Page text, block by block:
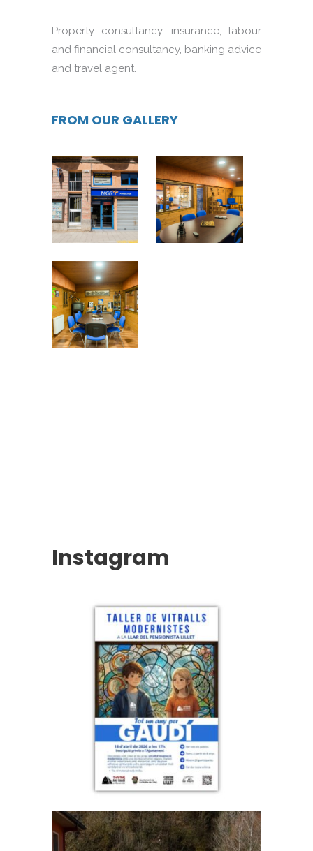
Property consultancy, insurance, labour
and financial consultancy, banking advice
and travel agent.
FROM OUR GALLERY
Instagram